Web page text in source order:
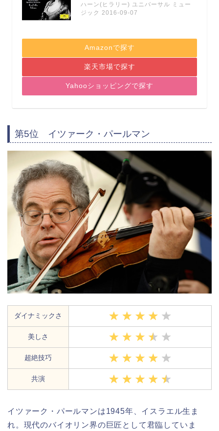
ハーン(ヒラリー) ユニバーサル ミュー
ジック 2016-09-07
Amazonで探す
楽天市場で探す
Yahooショッピングで探す
第5位 イツァーク・パールマン
ダイナミックさ
美しさ
超絶技巧
共演
イツァーク・パールマンは1945年、イスラエル生ま
れ。現代のバイオリン界の巨匠として君臨していま